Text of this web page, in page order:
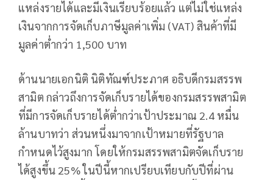
แหล่งรายได้และมีเงินเรียบร้อยแล้ว แต่ไม่ใช่แหล่ง
เงินจากการจัดเก็บภาษีมูลค่าเพิ่ม (VAT) สินค้าที่มี
มูลค่าต่ำกว่า 1,500 บาท
ด้านนายเอกนิติ นิติทัณฑ์ประภาศ อธิบดีกรมสรรพ
สามิต กล่าวถึงการจัดเก็บรายได้ของกรมสรรพสามิต
ที่มีการจัดเก็บรายได้ต่ำกว่าเป้าประมาณ 2.4 หมื่น
ล้านบาทว่า ส่วนหนึ่งมาจากเป้าหมายที่รัฐบาล
กำหนดไว้สูงมาก โดยให้กรมสรรพสามิตจัดเก็บราย
ได้สูงขึ้น 25% ในปีนี้หากเปรียบเทียบกับปีที่ผ่าน